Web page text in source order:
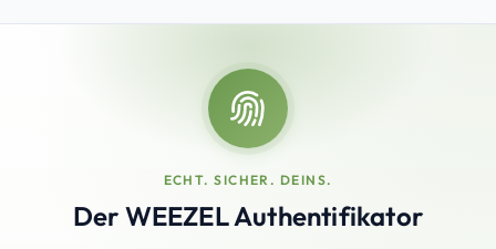
ECHT. SICHER. DEINS.
Der WEEZEL Authentifikator